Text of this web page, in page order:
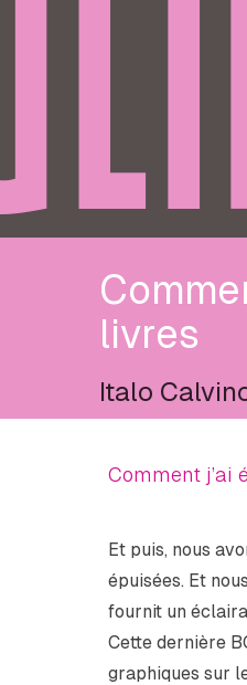
livres
Italo
Comment j’ai
Et puis, nous
épuisées. Et
fournit un
Cette dernière
graphiques sur